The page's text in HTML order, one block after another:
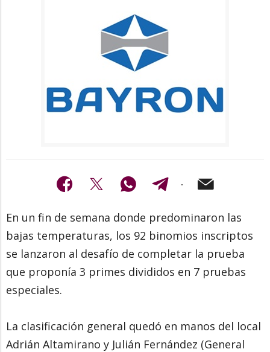
En un fin de semana donde predominaron las
bajas temperaturas, los 92 binomios inscriptos
se lanzaron al desafío de completar la prueba
que proponía 3 primes divididos en 7 pruebas
especiales.
La clasificación general quedó en manos del local
Adrián Altamirano y Julián Fernández (General